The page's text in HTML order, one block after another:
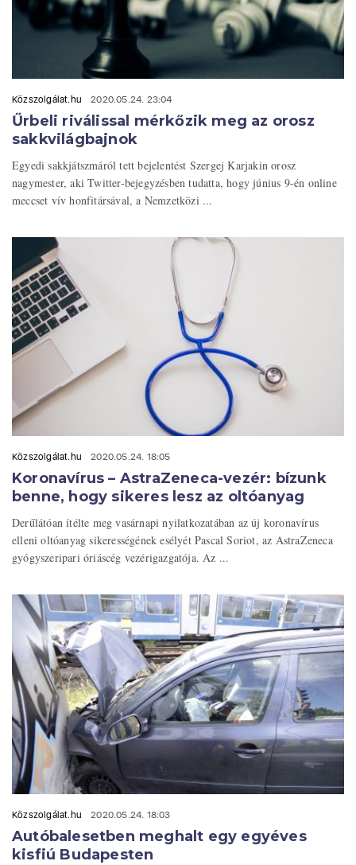
Közszolgálat.hu 2020.05.24. 23:04
Űrbeli riválissal mérkőzik meg az orosz
sakkvilágbajnok
Egyedi sakkjátszmáról tett bejelentést Szergej Karjakin orosz
nagymester, aki Twitter-bejegyzésben tudatta, hogy június 9-én online
meccset vív honfitársával, a Nemzetközi ...
Közszolgálat.hu 2020.05.24. 18:05
Koronavírus – AstraZeneca-vezér: bízunk
benne, hogy sikeres lesz az oltóanyag
Derűlátóan ítélte meg vasárnapi nyilatkozatában az új koronavírus
elleni oltóanyag sikerességének esélyét Pascal Soriot, az AstraZeneca
gyógyszeripari óriáscég vezérigazgatója. Az ...
Közszolgálat.hu 2020.05.24. 18:03
Autóbalesetben meghalt egy egyéves
kisfiú Budapesten